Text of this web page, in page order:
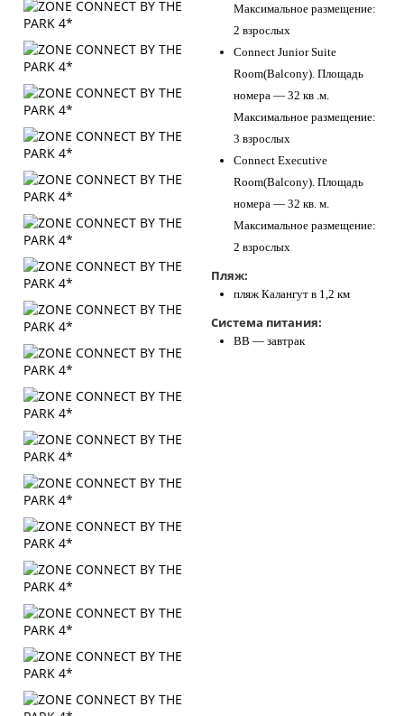
Максимальное размещение:
2 взрослых
Connect Junior Suite
Room(Balcony). Площадь
номера — 32 кв .м.
Максимальное размещение:
3 взрослых
Connect Executive
Room(Balcony). Площадь
номера — 32 кв. м.
Максимальное размещение:
2 взрослых
Пляж:
пляж Калангут в 1,2 км
Система питания:
BB — завтрак